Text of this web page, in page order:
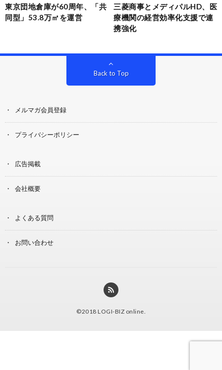
東京団地倉庫が60周年、「共
同型」53.8万㎡を運営
三菱商事とメディパルHD、医
療機関の経営効率化支援で連
携強化
Back to Top
メルマガ会員登録
プライバシーポリシー
広告掲載
会社概要
よくある質問
お問い合わせ
©2018 LOGI-BIZ online